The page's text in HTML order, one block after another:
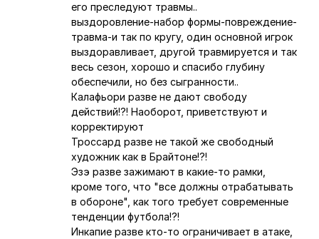
его преследуют травмы..
выздоровление-набор формы-повреждение-
травма-и так по кругу, один основной игрок
выздоравливает, другой травмируется и так
весь сезон, хорошо и спасибо глубину
обеспечили, но без сыгранности..
Калафьори разве не дают свободу
действий!?! Наоборот, приветствуют и
корректируют
Троссард разве не такой же свободный
художник как в Брайтоне!?!
Эзэ разве зажимают в какие-то рамки,
кроме того, что "все должны отрабатывать
в обороне", как того требует современные
тенденции футбола!?!
Инкапие разве кто-то ограничивает в атаке,